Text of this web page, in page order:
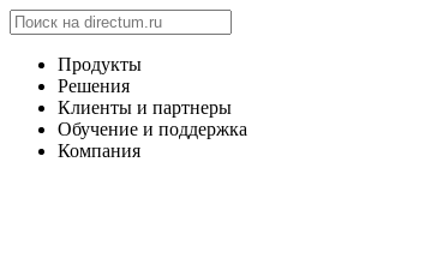
Продукты
Решения
Клиенты и партнеры
Обучение и поддержка
Компания